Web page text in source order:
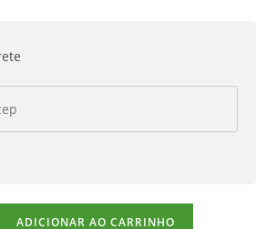
ADICIONAR AO CARRINHO